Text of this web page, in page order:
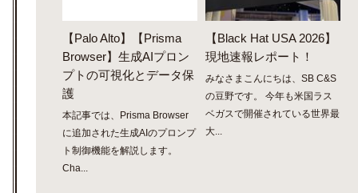
【Palo Alto】【Prisma
Browser】生成AIプロン
プトの可視化とデータ保
護
本記事では、Prisma Browser
に追加された生成AIのプロンプ
ト制御機能を解説します。
Cha...
【Black Hat USA 2026】
現地速報レポート！
みなさまこんにちは、SB C&S
の豆野です。 今年も米国ラス
ベガスで開催されている世界最
大...